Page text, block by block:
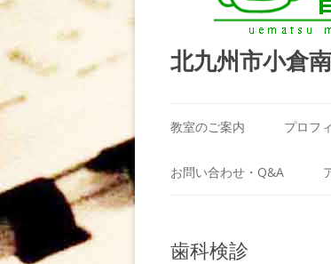
北九州市小倉
教室のご案内
うえまつ音楽教室が選ばれる理由
利用規約
プロフ
お問い合わせ・Q&A
歯科検診